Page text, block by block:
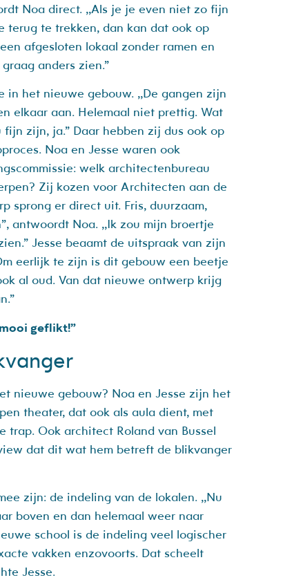
Noa direct. ,,Als je je even niet zo fijn
terug te trekken, dan kan dat ook op
afgesloten lokaal zonder ramen en
anders zien.”
in het nieuwe gebouw. ,,De gangen zijn
elkaar aan. Helemaal niet prettig. Wat
zijn, ja.” Daar hebben zij dus ook op
Noa en Jesse waren ook
welk architectenbureau
Zij kozen voor Architecten aan de
sprong er direct uit. Fris, duurzaam,
antwoordt Noa. ,,Ik zou mijn broertje
Jesse beaamt de uitspraak van zijn
eerlijk te zijn is dit gebouw een beetje
al oud. Van dat nieuwe ontwerp krijg
geflikt!”
nieuwe gebouw? Noa en Jesse zijn het
theater, dat ook als aula dient, met
trap. Ook architect Roland van Bussel
dat dit wat hem betreft de blikvanger
zijn: de indeling van de lokalen. ,,Nu
boven en dan helemaal weer naar
school is de indeling veel logischer
vakken enzovoorts. Dat scheelt
Jesse.